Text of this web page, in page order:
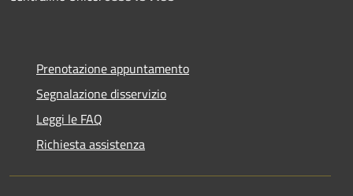
Prenotazione appuntamento
Segnalazione disservizio
Leggi le FAQ
Richiesta assistenza